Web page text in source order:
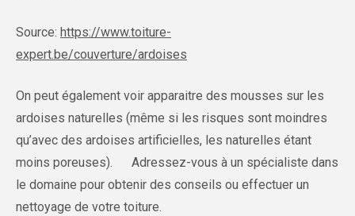
Source: https://www.toiture-
expert.be/couverture/ardoises
On peut également voir apparaitre des mousses sur les
ardoises naturelles (même si les risques sont moindres
qu’avec des ardoises artificielles, les naturelles étant
moins poreuses). Adressez-vous à un spécialiste dans
le domaine pour obtenir des conseils ou effectuer un
nettoyage de votre toiture.